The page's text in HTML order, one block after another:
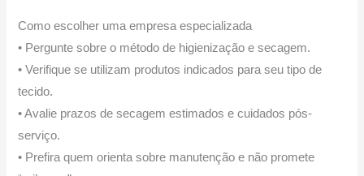
Como escolher uma empresa especializada
• Pergunte sobre o método de higienização e secagem.
• Verifique se utilizam produtos indicados para seu tipo de
tecido.
• Avalie prazos de secagem estimados e cuidados pós-
serviço.
• Prefira quem orienta sobre manutenção e não promete